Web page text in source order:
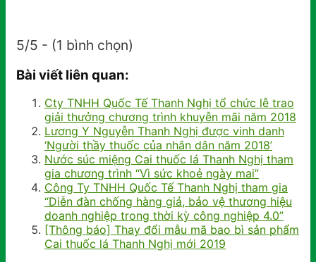
5/5 - (1 bình chọn)
Bài viết liên quan:
Cty TNHH Quốc Tế Thanh Nghị tổ chức lễ trao
giải thưởng chương trình khuyễn mãi năm 2018
Lương Y Nguyễn Thanh Nghị được vinh danh
‘Người thầy thuốc của nhân dân năm 2018’
Nước súc miệng Cai thuốc lá Thanh Nghị tham
gia chương trình “Vì sức khoẻ ngày mai”
Công Ty TNHH Quốc Tế Thanh Nghị tham gia
“Diễn đàn chống hàng giả, bảo vệ thương hiệu
doanh nghiệp trong thời kỳ công nghiệp 4.0”
[Thông báo] Thay đổi mẫu mã bao bì sản phẩm
Cai thuốc lá Thanh Nghị mới 2019